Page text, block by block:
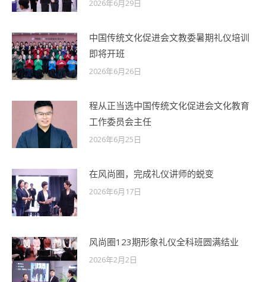
2026年6月29日
中国传统文化促进会文教委暑期礼仪培训
即将开班
2026年6月26日
程从正当选中国传统文化促进会文化教育
工作委员会主任
2026年6月25日
在风尚圈，完成礼仪讲师的蜕变
2026年6月17日
风尚圈123期形象礼仪全科班圆满结业
2026年2月2日